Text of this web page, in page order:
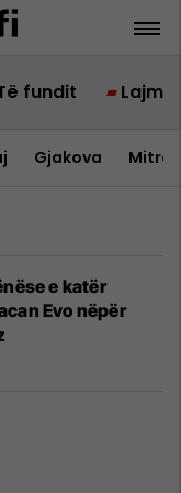
fundit Lajme
Gjakova
e katër
Evo nëpër